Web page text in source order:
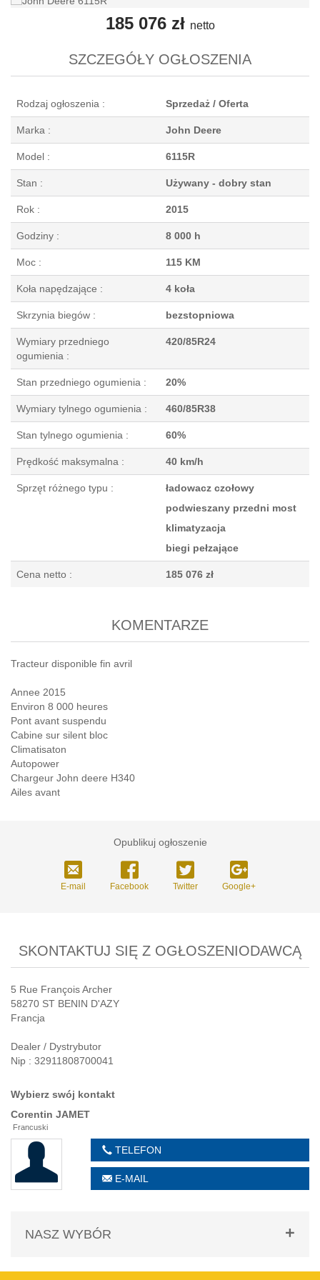
185 076 zł netto
SZCZEGÓŁY OGŁOSZENIA
Rodzaj ogłoszenia : Sprzedaż / Oferta
Marka : John Deere
Model : 6115R
Stan : Używany - dobry stan
Rok : 2015
Godziny : 8 000 h
Moc : 115 KM
Koła napędzające : 4 koła
Skrzynia biegów : bezstopniowa
Wymiary przedniego
ogumienia :
420/85R24
Stan przedniego ogumienia : 20%
Wymiary tylnego ogumienia : 460/85R38
Stan tylnego ogumienia : 60%
Prędkość maksymalna : 40 km/h
Sprzęt różnego typu :
ładowacz czołowy
podwieszany przedni most
klimatyzacja
biegi pełzające
Cena netto : 185 076 zł
KOMENTARZE
Tracteur disponible fin avril
Annee 2015
Environ 8 000 heures
Pont avant suspendu
Cabine sur silent bloc
Climatisaton
Autopower
Chargeur John deere H340
Ailes avant
Opublikuj ogłoszenie
E-mail Facebook Twitter Google+
SKONTAKTUJ SIĘ Z OGŁOSZENIODAWCĄ
5 Rue François Archer
58270 ST BENIN D'AZY
Francja
Dealer / Dystrybutor
Nip : 32911808700041
Wybierz swój kontakt
Corentin JAMET
Francuski
TELEFON
E-MAIL
NASZ WYBÓR